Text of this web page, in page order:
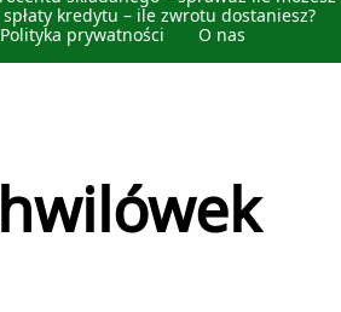
kredytu – ile zwrotu dostaniesz?
Polityka prywatności O nas